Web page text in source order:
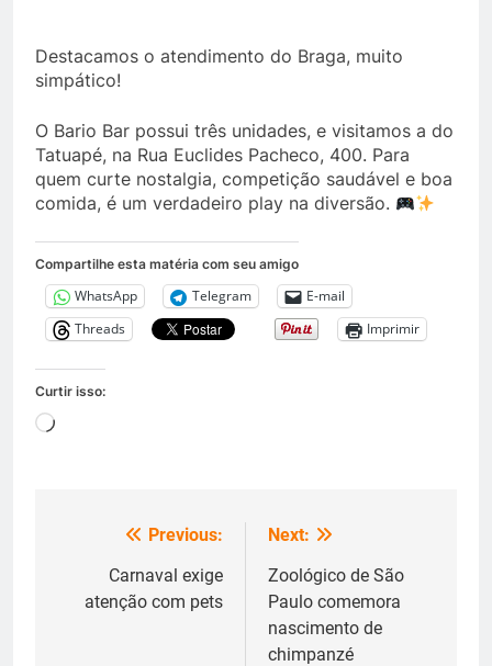
Destacamos o atendimento do Braga, muito
simpático!
O Bario Bar possui três unidades, e visitamos a do
Tatuapé, na Rua Euclides Pacheco, 400. Para
quem curte nostalgia, competição saudável e boa
comida, é um verdadeiro play na diversão.
Compartilhe esta matéria com seu amigo
WhatsApp Telegram
E-mail
Threads
Imprimir
Curtir isso:
Carregando...
Navegação
Previous:
Carnaval exige
atenção com pets
Next:
Zoológico de São
Paulo comemora
nascimento de
chimpanzé